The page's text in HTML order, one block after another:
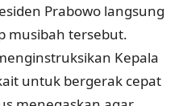
Prabowo langsung
musibah tersebut.
Kepala
untuk bergerak cepat